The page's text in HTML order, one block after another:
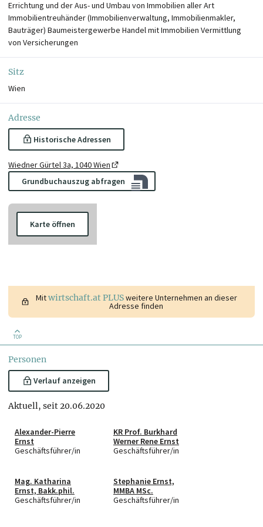
Errichtung und der Aus- und Umbau von Immobilien aller Art
Immobilientreuhänder (Immobilienverwaltung, Immobilienmakler,
Bauträger) Baumeistergewerbe Handel mit Immobilien Vermittlung
von Versicherungen
Sitz
Wien
Adresse
Historische Adressen
Wiedner Gürtel 3a, 1040 Wien
Grundbuchauszug abfragen
Karte öffnen
Mitwirtschaft.at PLUSweitere Unternehmen an dieser
Adresse finden
TOP
Personen
Verlauf anzeigen
Aktuell, seit 20.06.2020
Alexander-Pierre
Ernst
Geschäftsführer/in
KR Prof. Burkhard
Werner Rene Ernst
Geschäftsführer/in
Mag. Katharina
Ernst, Bakk.phil.
Geschäftsführer/in
Stephanie Ernst,
MMBA MSc.
Geschäftsführer/in